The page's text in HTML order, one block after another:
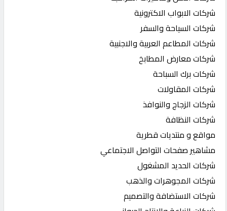
شركات الابواب الاكترونية
شركات السياحة والسفر
شركات المطاعم العربية والاجنبية
شركات معارض المطابخ
شركات برك السباحة
شركات المقاولات
شركات الزجاج والنوافذ
شركات النظافة
مواقع و منتديات قطرية
مشاهير صفحات التواصل الاجتماعي
شركات الحديد المشغول
شركات المجوهرات والذهب
شركات الاستضافة والتصميم